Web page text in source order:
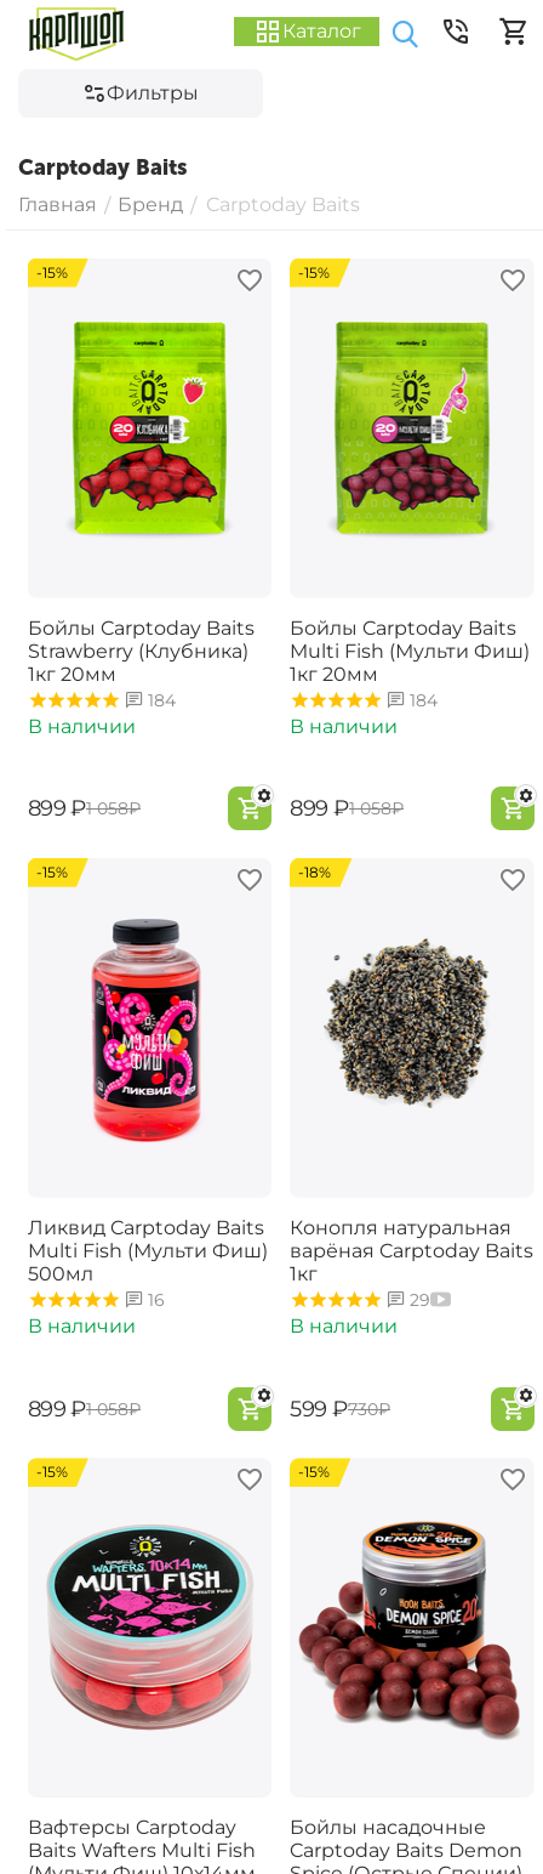
Каталог
Фильтры
Carptoday Baits
Главная / Бренд / Carptoday Baits
-15%
Бойлы Carptoday Baits
Strawberry (Клубника)
1кг 20мм
184
В наличии
‍899‍ ₽‍1 058‍₽
-15%
Бойлы Carptoday Baits
Multi Fish (Мульти Фиш)
1кг 20мм
184
В наличии
‍899‍ ₽‍1 058‍₽
-15%
Ликвид Carptoday Baits
Multi Fish (Мульти Фиш)
500мл
16
В наличии
‍899‍ ₽‍1 058‍₽
-18%
Конопля натуральная
варёная Carptoday Baits
1кг
29
В наличии
‍599‍ ₽‍730‍₽
-15%
Вафтерсы Carptoday
Baits Wafters Multi Fish
-15%
Бойлы насадочные
Carptoday Baits Demon